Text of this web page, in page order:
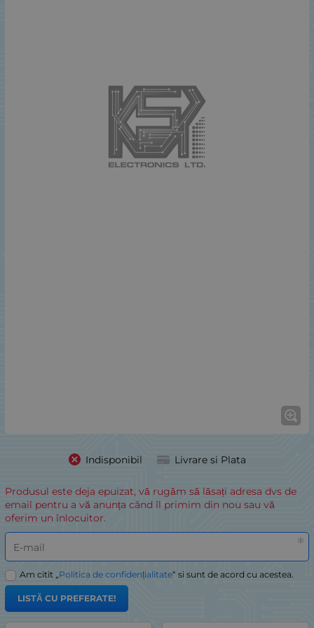
Indisponibil Livrare si Plata
Produsul este deja epuizat, vă rugăm să lăsați adresa dvs de
email pentru a vă anunța când îl primim din nou sau vă
oferim un înlocuitor.
E-mail
Am citit „Politica de confidențialitate“ si sunt de acord cu acestea.
LISTĂ CU PREFERATE!